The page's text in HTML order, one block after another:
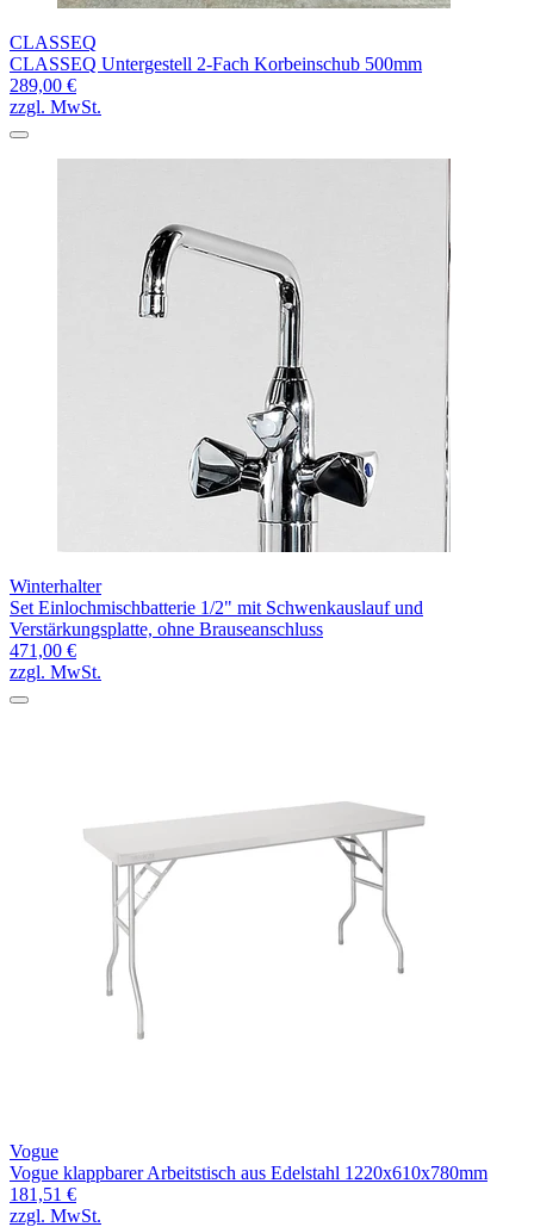
CLASSEQ
CLASSEQ Untergestell 2-Fach Korbeinschub 500mm
289,00 €
zzgl. MwSt.
Winterhalter
Set Einlochmischbatterie 1/2" mit Schwenkauslauf und
Verstärkungsplatte, ohne Brauseanschluss
471,00 €
zzgl. MwSt.
Vogue
Vogue klappbarer Arbeitstisch aus Edelstahl 1220x610x780mm
181,51 €
zzgl. MwSt.